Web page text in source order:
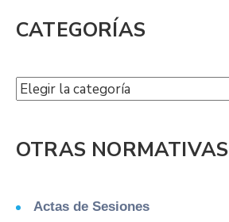
CATEGORÍAS
OTRAS NORMATIVAS
Actas de Sesiones